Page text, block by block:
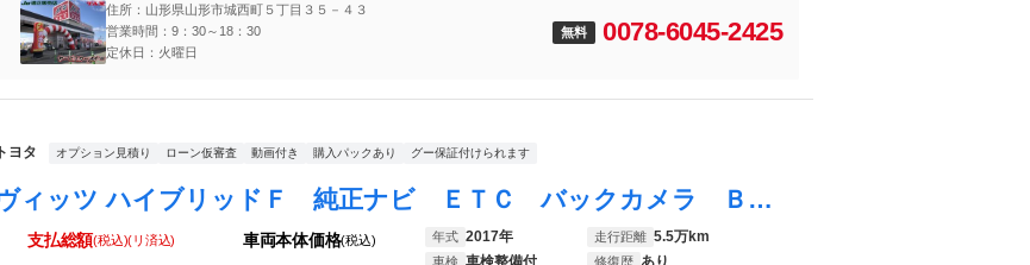
住所：山形県山形市城西町５丁目３５－４３
営業時間：9：30～18：30
定休日：火曜日
無料 0078-6045-2425
トヨタ オプション見積り ローン仮審査 動画付き 購入パックあり グー保証付けられます
ヴィッツ ハイブリッドＦ 純正ナビ ＥＴＣ バックカメラ Ｂｌｕｅｔｏｏｔｈオーディオ ＴＶ レーンアシスト 衝突被害軽減システム アルミホイール オートマチックハイビーム オートライト スマートキー 電動格納ミラー
支払総額(税込)(リ済込) 車両本体価格(税込) 年式 2017年 走行距離 5.5万km
車検 車検整備付 修復歴 あり